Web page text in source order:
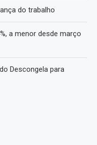
do trabalho
a menor desde março
Descongela para